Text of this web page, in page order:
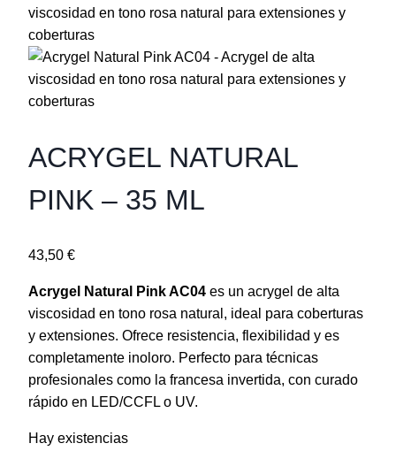
ACRYGEL NATURAL
PINK – 35 ML
43,50 €
Acrygel Natural Pink AC04 es un acrygel de alta
viscosidad en tono rosa natural, ideal para coberturas
y extensiones. Ofrece resistencia, flexibilidad y es
completamente inoloro. Perfecto para técnicas
profesionales como la francesa invertida, con curado
rápido en LED/CCFL o UV.
Hay existencias